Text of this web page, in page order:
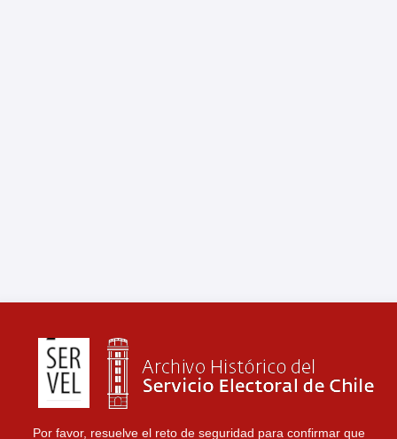
Por favor, resuelve el reto de seguridad para confirmar que